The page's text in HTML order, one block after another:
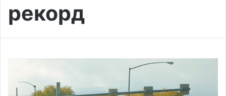
рекорд